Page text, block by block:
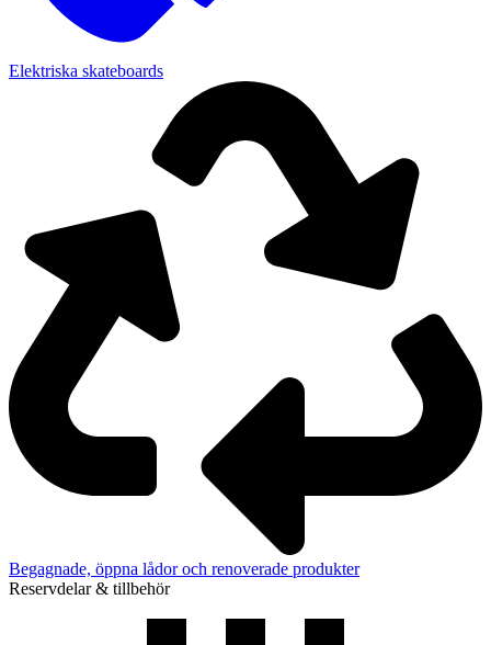
Elektriska skateboards
Begagnade, öppna lådor och renoverade produkter
Reservdelar & tillbehör